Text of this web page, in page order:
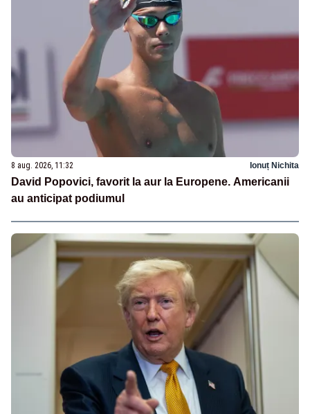
8 aug. 2026, 11:32 Ionuț Nichita
David Popovici, favorit la aur la Europene. Americanii
au anticipat podiumul